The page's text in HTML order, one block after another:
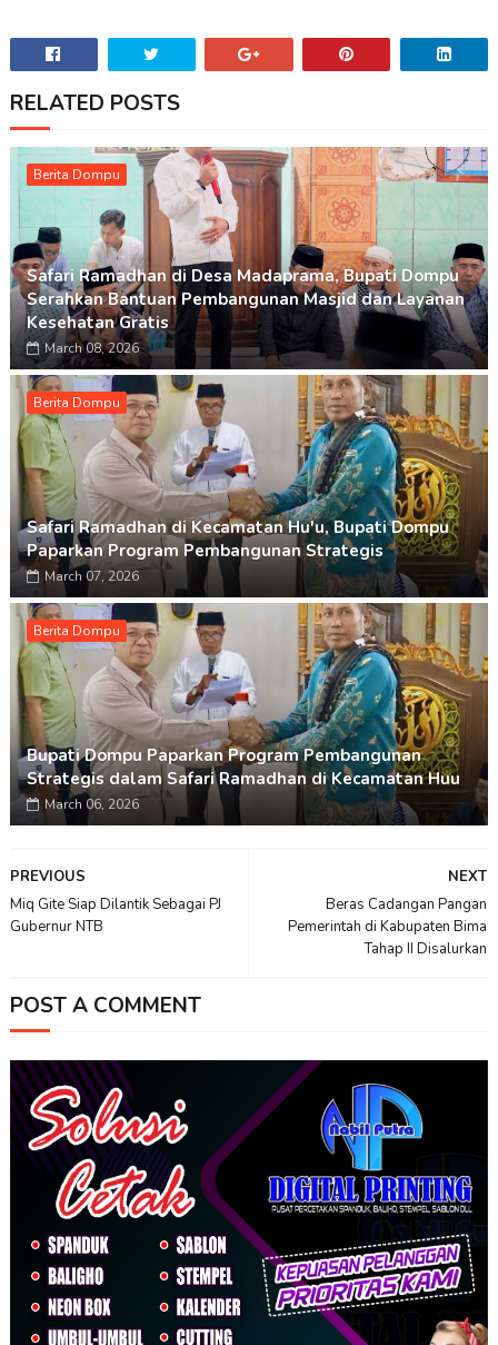
RELATED POSTS
Berita Dompu
Safari Ramadhan di Desa Madaprama, Bupati Dompu
Serahkan Bantuan Pembangunan Masjid dan Layanan
Kesehatan Gratis
March 08, 2026
Berita Dompu
Safari Ramadhan di Kecamatan Hu'u, Bupati Dompu
Paparkan Program Pembangunan Strategis
March 07, 2026
Berita Dompu
Bupati Dompu Paparkan Program Pembangunan
Strategis dalam Safari Ramadhan di Kecamatan Huu
March 06, 2026
NEXT
Beras Cadangan Pangan
Pemerintah di Kabupaten Bima
Tahap II Disalurkan
PREVIOUS
Miq Gite Siap Dilantik Sebagai PJ
Gubernur NTB
POST A COMMENT